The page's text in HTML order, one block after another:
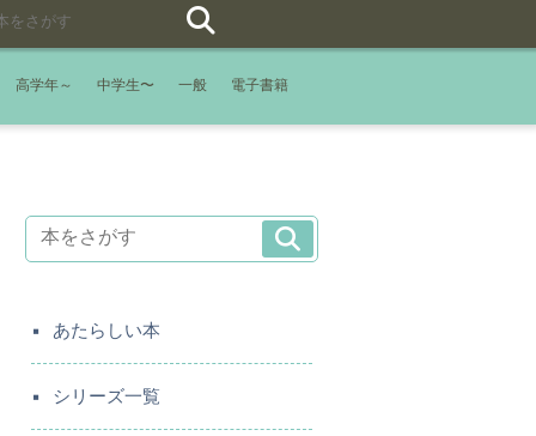
高学年～ 中学生〜 一般 電子書籍
あたらしい本
シリーズ一覧